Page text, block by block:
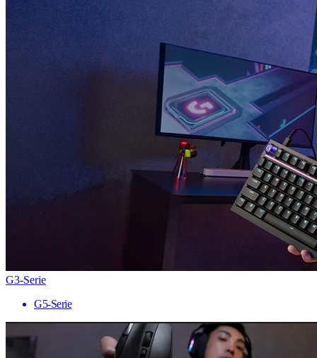
G3-Serie
G5-Serie